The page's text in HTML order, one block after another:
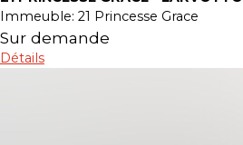
Immeuble: 21 Princesse Grace
Sur demande
Détails